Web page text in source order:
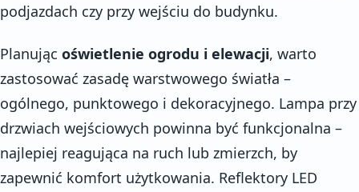
podjazdach czy przy wejściu do budynku.
Planując oświetlenie ogrodu i elewacji, warto
zastosować zasadę warstwowego światła –
ogólnego, punktowego i dekoracyjnego. Lampa przy
drzwiach wejściowych powinna być funkcjonalna –
najlepiej reagująca na ruch lub zmierzch, by
zapewnić komfort użytkowania. Reflektory LED